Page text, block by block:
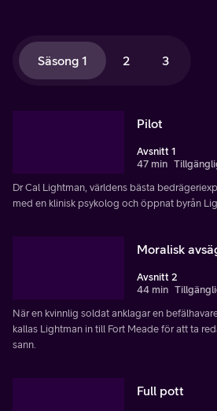
Säsong 1 2 3
Pilot
Avsnitt 1
47 min
Dr Cal Lightman, världens bästa
med en klinisk psykolog och öppnat byrån
Moralisk
Avsnitt 2
44 min
När en kvinnlig soldat anklagar en
kallas Lightman in till Fort Meade för att ta
sann.
Full pott